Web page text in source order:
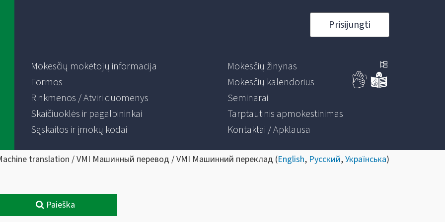
Prisijungti
Mokesčių mokėtojų informacija
Formos
Rinkmenos / Atviri duomenys
Skaičiuoklės ir pagalbininkai
Sąskaitos ir įmokų kodai
Mokesčių žinynas
Mokesčių kalendorius
Seminarai
Tarptautinis apmokestinimas
Kontaktai / Apklausa
translation / VMI Машинный перевод / VMI Машинний переклад (English, Русский,Українська)
Paieška